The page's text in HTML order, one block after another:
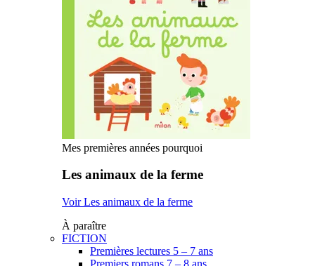
Mes premières années pourquoi
Les animaux de la ferme
Voir Les animaux de la ferme
À paraître
FICTION
Premières lectures 5 – 7 ans
Premiers romans 7 – 8 ans